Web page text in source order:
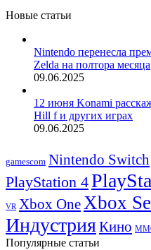
Новые статьи
Nintendo перенесла
Zelda на полтора месяца
09.06.2025
12 июня Konami
Hill f и других играх
09.06.2025
gamescom Nintendo Switch
PlayStation 4
VR Xbox OneXbox
ИндустрияКино
Популярные статьи